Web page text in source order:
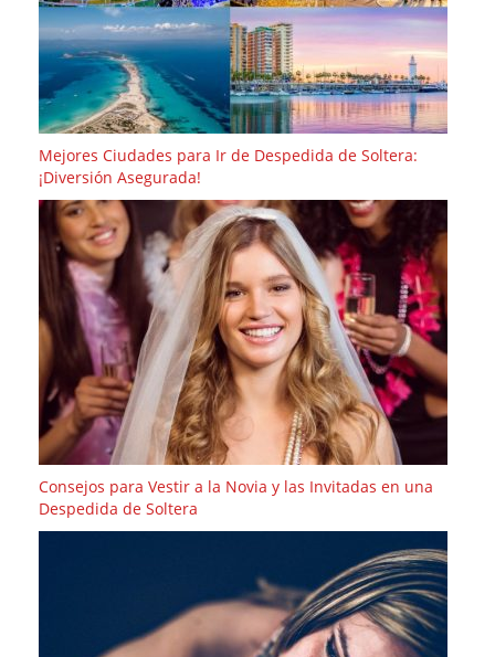
Mejores Ciudades para Ir de Despedida de Soltera:
¡Diversión Asegurada!
Consejos para Vestir a la Novia y las Invitadas en una
Despedida de Soltera